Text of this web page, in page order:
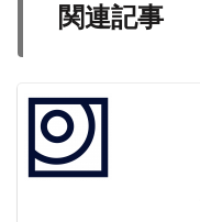
関連記事